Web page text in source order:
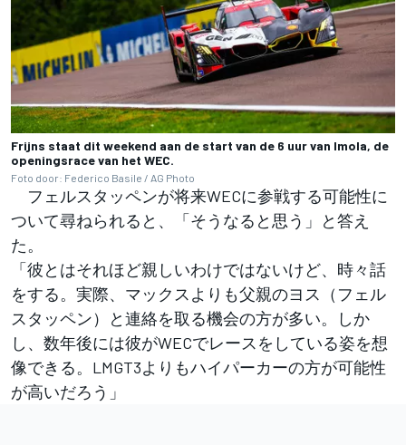
Frijns staat dit weekend aan de start van de 6 uur van Imola, de
openingsrace van het WEC.
Foto door: Federico Basile / AG Photo
フェルスタッペンが将来WECに参戦する可能性に
ついて尋ねられると、「そうなると思う」と答え
た。
「彼とはそれほど親しいわけではないけど、時々話
をする。実際、マックスよりも父親のヨス（フェル
スタッペン）と連絡を取る機会の方が多い。しか
し、数年後には彼がWECでレースをしている姿を想
像できる。LMGT3よりもハイパーカーの方が可能性
が高いだろう」